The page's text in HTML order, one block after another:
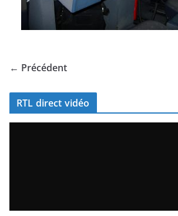
← Précédent
RTL direct vidéo